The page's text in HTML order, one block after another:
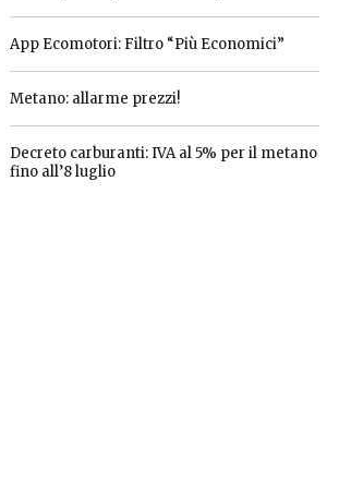
App Ecomotori: Filtro “Più Economici”
Metano: allarme prezzi!
Decreto carburanti: IVA al 5% per il metano
fino all’8 luglio